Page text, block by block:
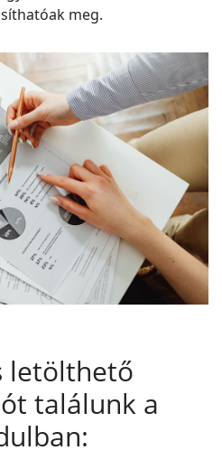
meg.
letölthető
találunk a